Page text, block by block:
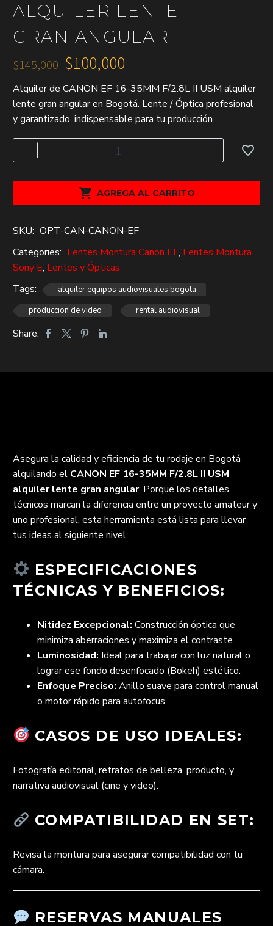
ALQUILER LENTE
GRAN ANGULAR
$145,000
precio
original
era:
$145,000.
$100,000
precio
actual
es:
$100,000.
Alquiler de CANON EF 16-35MM F/2.8L II USM alquiler
lente gran angular en Bogotá. Lente / Óptica profesional
y garantizado, indispensable para tu producción.
-
CANON
EF
F/2.8L
USM
alquiler
lente
gran
angular
cantidad
+
 AGREGA AL CARRITO
SKU: OPT-CAN-CANON-EF
Categories: Lentes Montura Canon EF, Lentes Montura
Sony E, Lentes y Ópticas
Tags:
alquiler equipos audiovisuales bogota
produccion de video
rental audiovisual
Share:
Asegura la calidad y eficiencia de tu rodaje en Bogotá
alquilando el CANON EF 16-35MM F/2.8L II USM
alquiler lente gran angular. Porque los detalles
técnicos marcan la diferencia entre un proyecto amateur y
uno profesional, esta herramienta está lista para llevar
tus ideas al siguiente nivel.
ESPECIFICACIONES
TÉCNICAS Y BENEFICIOS:
Nitidez Excepcional: Construcción óptica que
minimiza aberraciones y maximiza el contraste.
Luminosidad: Ideal para trabajar con luz natural o
lograr ese fondo desenfocado (Bokeh) estético.
Enfoque Preciso: Anillo suave para control manual
o motor rápido para autofocus.
CASOS DE USO IDEALES:
Fotografía editorial, retratos de belleza, producto, y
narrativa audiovisual (cine y video).
COMPATIBILIDAD EN SET:
Revisa la montura para asegurar compatibilidad con tu
cámara.
RESERVAS MANUALES